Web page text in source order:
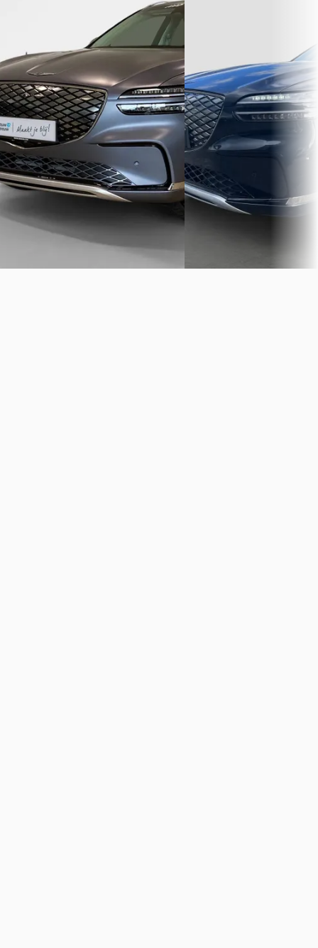
v.a. € 1.906/mnd
Boven markt
2026 · 10 km · Elektrisch · Automaat
Genesis Rotterdam· Barendrecht
25 dagen geleden geplaatst
Bekijk aanbieding →
Marktconform
2026 · 15 km · Elektrisch
Broekhuis Genesis Almere
Bekijk aanbieding →
Vergelijk